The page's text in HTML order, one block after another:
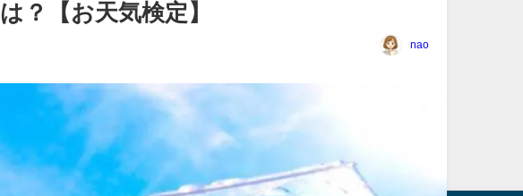
？【お天気検定】
nao